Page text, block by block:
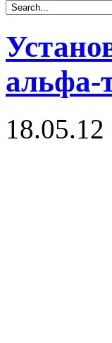
альфа-
18.05.12